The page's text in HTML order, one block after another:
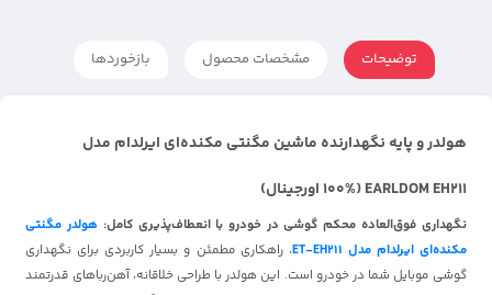
توضیحات مشخصات محصول بازخوردها
هولدر و پایه نگهدارنده ماشین مگنتی مکنده‌ای ایرلدام مدل
EARLDOM EH211 (100% اورجینال)
نگهداری فوق‌العاده محکم گوشی در خودرو با انعطاف‌پذیری کامل: هولدر مگنتی
مکنده‌ای ایرلدام مدل ET-EH211
، راهکاری مطمئن و بسیار کاربردی برای نگهداری
گوشی موبایل شما در خودرو است. این هولدر با طراحی خلاقانه، آهن‌رباهای قدرتمند